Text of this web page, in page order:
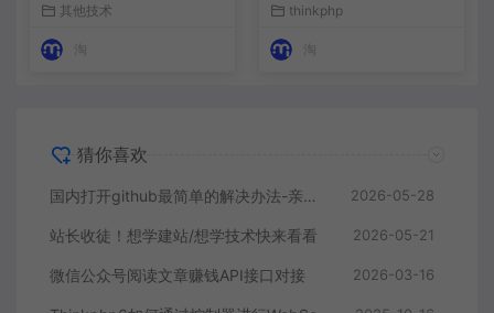
其他技术
淘
thinkphp
淘
猜你喜欢
国内打开github最简单的解决办法-亲测可用 2026-05-28
站长收徒！想学建站/想学技术快来看看 2026-05-21
微信公众号阅读文章赚钱API接口对接 2026-03-16